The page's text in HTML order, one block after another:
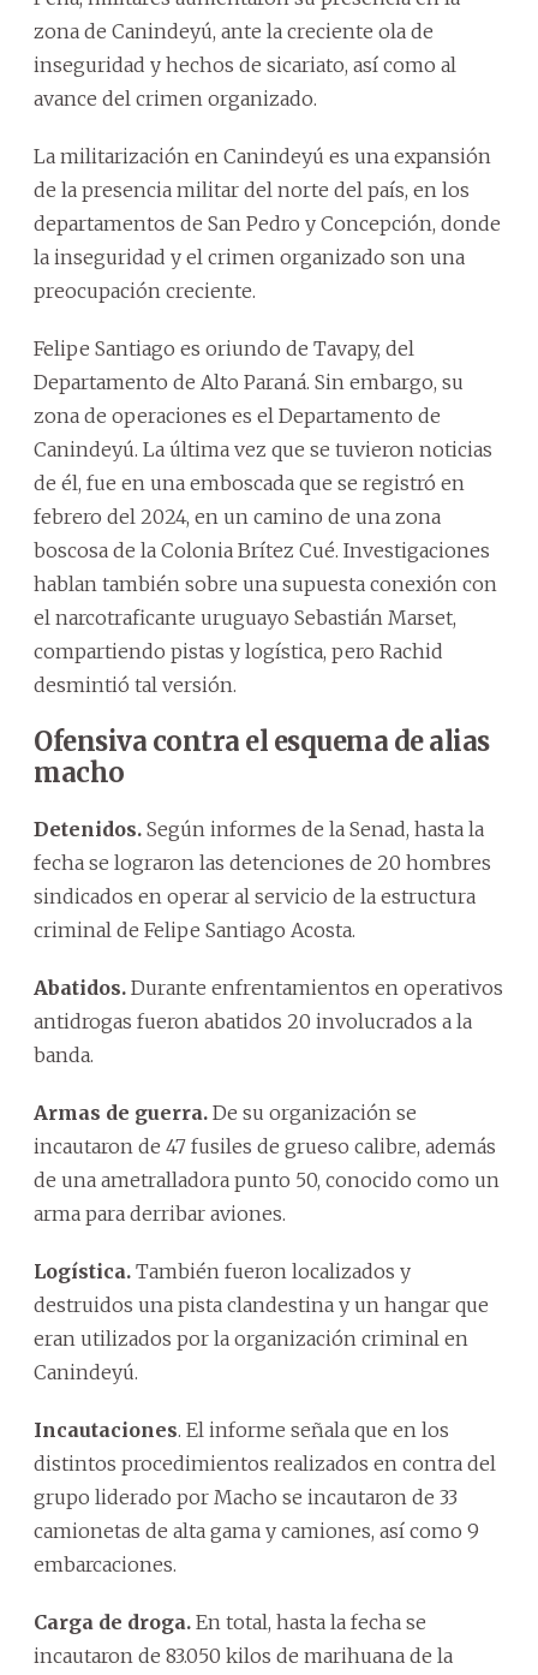
zona de Canindeyú, ante la creciente ola de
inseguridad y hechos de sicariato, así como al
avance del crimen organizado.
La militarización en Canindeyú es una expansión
de la presencia militar del norte del país, en los
departamentos de San Pedro y Concepción, donde
la inseguridad y el crimen organizado son una
preocupación creciente.
Felipe Santiago es oriundo de Tavapy, del
Departamento de Alto Paraná. Sin embargo, su
zona de operaciones es el Departamento de
Canindeyú. La última vez que se tuvieron noticias
de él, fue en una emboscada que se registró en
febrero del 2024, en un camino de una zona
boscosa de la Colonia Brítez Cué. Investigaciones
hablan también sobre una supuesta conexión con
el narcotraficante uruguayo Sebastián Marset,
compartiendo pistas y logística, pero Rachid
desmintió tal versión.
Ofensiva contra el esquema de alias
macho
Detenidos. Según informes de la Senad, hasta la
fecha se lograron las detenciones de 20 hombres
sindicados en operar al servicio de la estructura
criminal de Felipe Santiago Acosta.
Abatidos. Durante enfrentamientos en operativos
antidrogas fueron abatidos 20 involucrados a la
banda.
Armas de guerra. De su organización se
incautaron de 47 fusiles de grueso calibre, además
de una ametralladora punto 50, conocido como un
arma para derribar aviones.
Logística. También fueron localizados y
destruidos una pista clandestina y un hangar que
eran utilizados por la organización criminal en
Canindeyú.
Incautaciones. El informe señala que en los
distintos procedimientos realizados en contra del
grupo liderado por Macho se incautaron de 33
camionetas de alta gama y camiones, así como 9
embarcaciones.
Carga de droga. En total, hasta la fecha se
incautaron de 83.050 kilos de marihuana de la